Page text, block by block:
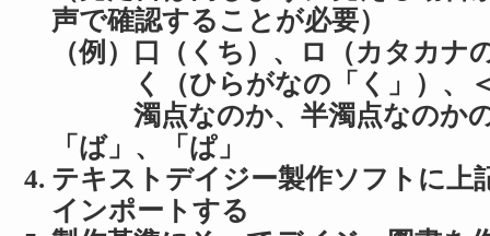
声で確認することが必要）
（例）口（くち）、ロ（カタカナ
く（ひらがなの「く」）、＜
濁点なのか、半濁点なのか
「ば」、「ぱ」
テキストデイジー製作ソフトに上
インポートする